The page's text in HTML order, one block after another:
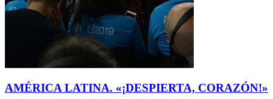
AMÉRICA LATINA. «¡DESPIERTA, CORAZÓN!»